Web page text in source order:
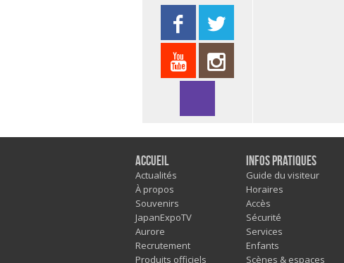
Accueil
Actualités
À propos
Souvenirs
JapanExpoTV
Aurore
Recrutement
Produits officiels
Infos pratiques
Guide du visiteur
Horaires
Accès
Sécurité
Services
Enfants
Scènes & espaces